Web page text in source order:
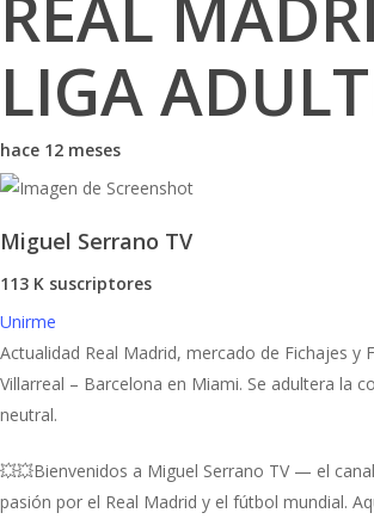
LIGA
hace 12 meses
Miguel Serrano TV
113 K suscriptores
Unirme
Actualidad Real Madrid, mercado de Fichajes y
Villarreal – Barcelona en Miami. Se adultera la
neutral.
💥💥Bienvenidos a Miguel Serrano TV — el
pasión por el Real Madrid y el fútbol mundial.